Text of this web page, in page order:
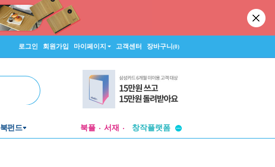
로그인 회원가입 마이페이지 고객센터 장바구니(0)
북펀드 북플 서재
창작플랫폼